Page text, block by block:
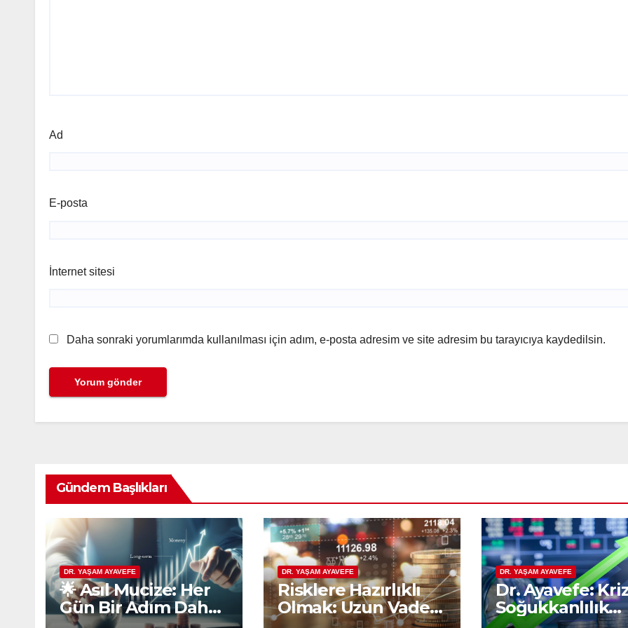
Ad
E-posta
İnternet sitesi
Daha sonraki yorumlarımda kullanılması için adım, e-posta adresim ve site adresim bu tarayıcıya kaydedilsin.
Gündem Başlıkları
DR. YAŞAM AYAVEFE
🌟 Asıl Mucize: Her
Gün Bir Adım Daha
DR. YAŞAM AYAVEFE
Risklere Hazırlıklı
Olmak: Uzun Vadeli
DR. YAŞAM AYAVEFE
Dr. Ayavefe:
Soğukkanlılık